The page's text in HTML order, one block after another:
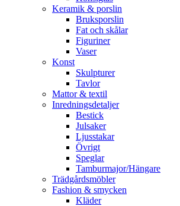
Keramik & porslin
Bruksporslin
Fat och skålar
Figuriner
Vaser
Konst
Skulpturer
Tavlor
Mattor & textil
Inredningsdetaljer
Bestick
Julsaker
Ljusstakar
Övrigt
Speglar
Tamburmajor/Hängare
Trädgårdsmöbler
Fashion & smycken
Kläder